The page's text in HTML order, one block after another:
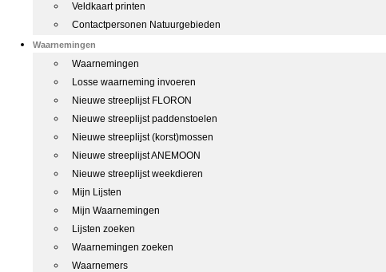
Veldkaart printen
Contactpersonen Natuurgebieden
Waarnemingen
Waarnemingen
Losse waarneming invoeren
Nieuwe streeplijst FLORON
Nieuwe streeplijst paddenstoelen
Nieuwe streeplijst (korst)mossen
Nieuwe streeplijst ANEMOON
Nieuwe streeplijst weekdieren
Mijn Lijsten
Mijn Waarnemingen
Lijsten zoeken
Waarnemingen zoeken
Waarnemers